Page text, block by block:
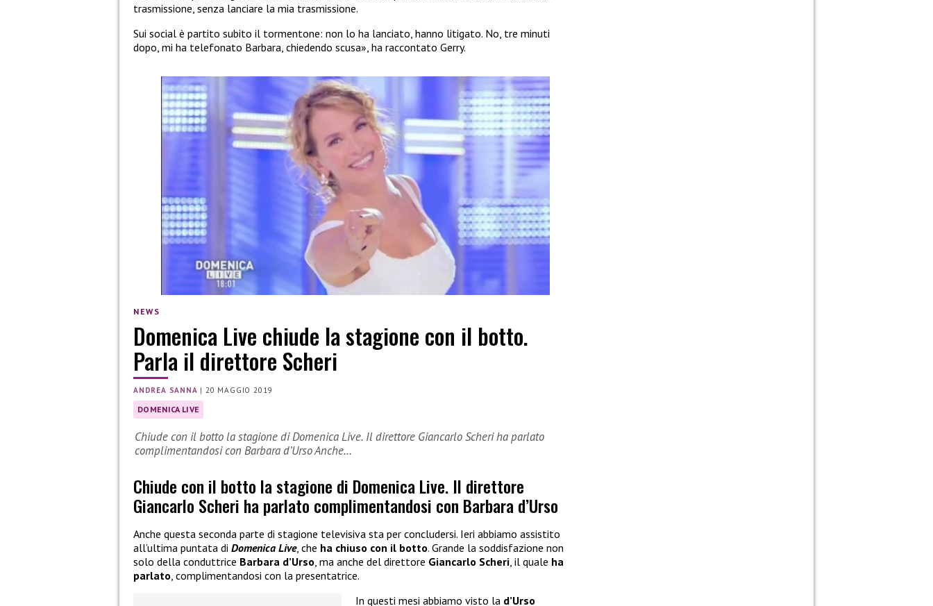
trasmissione, senza lanciare la mia trasmissione.
Sui social è partito subito il tormentone: non lo ha lanciato, hanno litigato. No, tre minuti
dopo, mi ha telefonato Barbara, chiedendo scusa», ha raccontato Gerry.
NEWS
Domenica Live chiude la stagione con il botto.
Parla il direttore Scheri
ANDREA SANNA | 20 MAGGIO 2019
DOMENICA LIVE
Chiude con il botto la stagione di Domenica Live. Il direttore Giancarlo Scheri ha parlato
complimentandosi con Barbara d’Urso Anche…
Chiude con il botto la stagione di Domenica Live. Il direttore
Giancarlo Scheri ha parlato complimentandosi con Barbara d’Urso
Anche questa seconda parte di stagione televisiva sta per concludersi. Ieri abbiamo assistito
all’ultima puntata di Domenica Live, che ha chiuso con il botto. Grande la soddisfazione non
solo della conduttrice Barbara d’Urso , ma anche del direttore Giancarlo Scheri , il quale ha
parlato , complimentandosi con la presentatrice.
In questi mesi abbiamo visto la d’Urso